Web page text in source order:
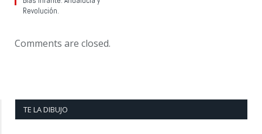
Revolución.
Comments are closed.
TE LA DIBUJO